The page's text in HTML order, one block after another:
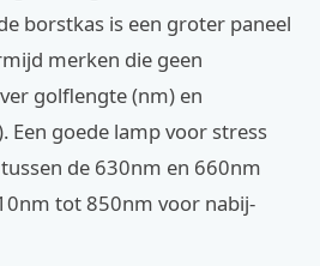
borstkas is een groter paneel
merken die geen
golflengte (nm) en
Een goede lamp voor stress
de 630nm en 660nm
tot 850nm voor nabij-